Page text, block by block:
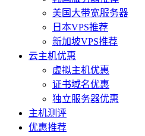
美国大带宽服务器
日本VPS推荐
新加坡VPS推荐
云主机优惠
虚拟主机优惠
证书域名优惠
独立服务器优惠
主机测评
优惠推荐